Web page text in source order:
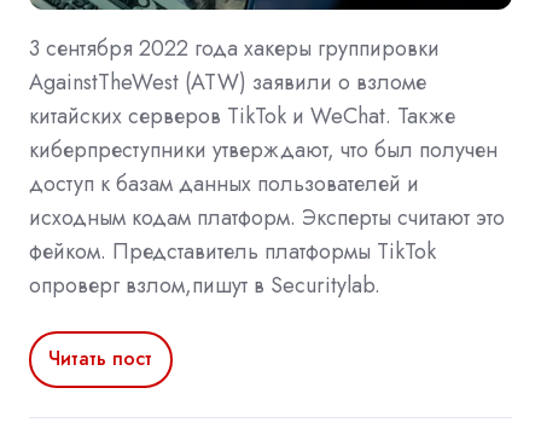
3 сентября 2022 года хакеры группировки
AgainstTheWest (ATW) заявили о взломе
китайских серверов TikTok и WeChat. Также
киберпреступники утверждают, что был получен
доступ к базам данных пользователей и
исходным кодам платформ. Эксперты считают это
фейком. Представитель платформы TikTok
опроверг взлом,пишут в Securitylab.
Читать пост